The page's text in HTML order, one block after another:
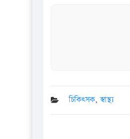
চিকিৎসক,স্বাস্থ্য